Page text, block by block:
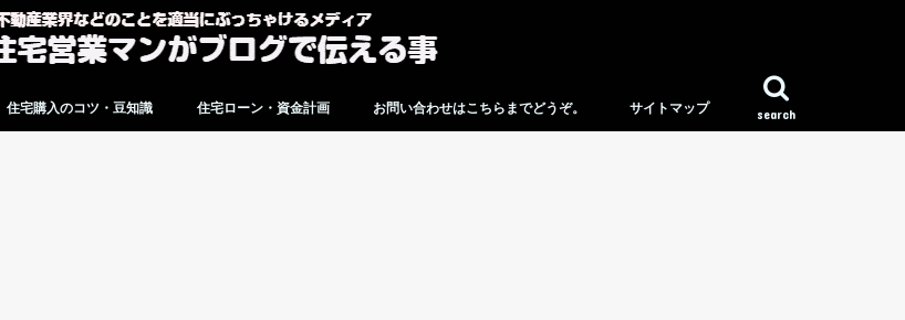
search
住宅購入のコツ・豆知識 住宅ローン・資金計画 お問い合わせはこちらまでどうぞ。 サイトマップ